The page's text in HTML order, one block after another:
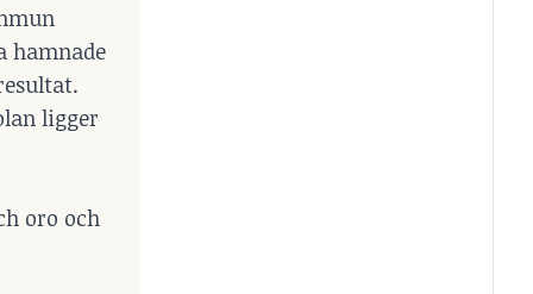
hamnade
ligger
oro och